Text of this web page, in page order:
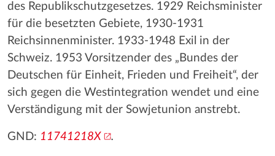
des Republikschutzgesetzes. 1929 Reichsminister
für die besetzten Gebiete, 1930-1931
Reichsinnenminister. 1933-1948 Exil in der
Schweiz. 1953 Vorsitzender des „Bundes der
Deutschen für Einheit, Frieden und Freiheit“, der
sich gegen die Westintegration wendet und eine
Verständigung mit der Sowjetunion anstrebt.
GND: 11741218X .